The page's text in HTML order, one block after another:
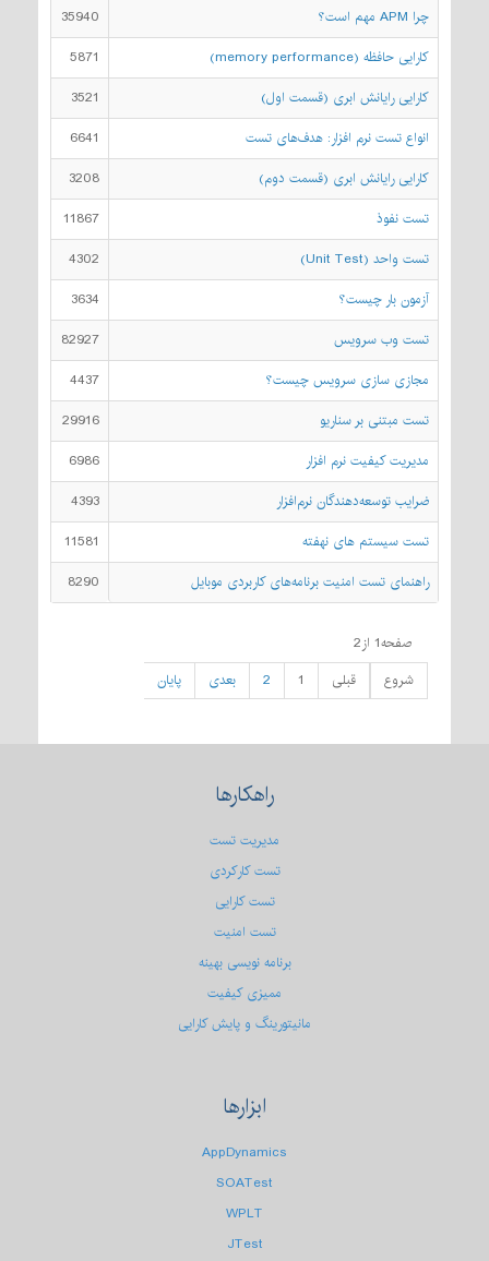
چرا APM مهم است؟
35940
کارایی حافظه (memory performance)
5871
کارایی رایانش ابری (قسمت اول)
3521
انواع تست نرم افزار: هدف‌های تست
6641
کارایی رایانش ابری (قسمت دوم)
3208
تست نفوذ
11867
تست واحد (Unit Test)
4302
آزمون بار چیست؟
3634
تست وب سرویس
82927
مجازی‌ سازی سرویس چیست؟
4437
تست مبتنی بر سناریو
29916
مدیریت کیفیت نرم افزار
6986
ضرایب توسعه‌دهندگان نرم‌افزار
4393
تست سیستم های نهفته
11581
راهنمای تست امنیت برنامه‌های کاربردی موبایل
8290
صفحه1 از2
شروع
قبلی 1
2 بعدی پایان
راهکارها
مدیریت تست
تست کارکردی
تست كارایی
تست امنیت
برنامه نویسی بهینه
ممیزی کیفیت
مانیتورینگ و پایش کارایی
ابزارها
AppDynamics
SOATest
WPLT
JTest